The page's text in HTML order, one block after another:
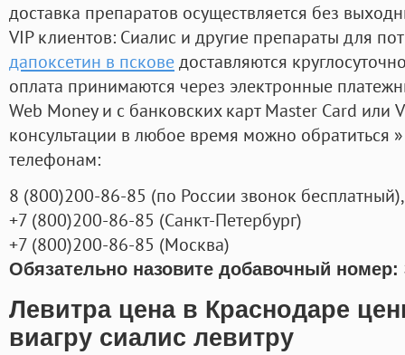
доставка препаратов осуществляется без
VIP клиентов: Сиалис и другие препараты для
дапоксетин в псковедоставляются
оплата принимаются через электронные
Web Money и с банковских карт Master Card или
консультации в любое время можно обратиться
телефонам:
8 (800)200-86-85 (по России звонок бесплатный),
+7 (800)200-86-85 (Санкт-Петербург)
+7 (800)200-86-85 (Москва)
Обязательно назовите добавочный номер:
Левитра цена в Краснодаре
виагру сиалис левитру